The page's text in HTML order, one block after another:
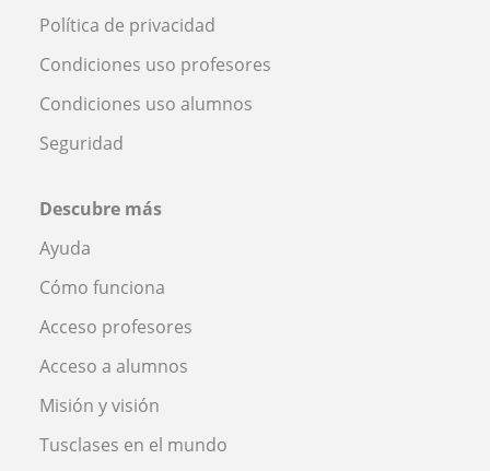
Política de privacidad
Condiciones uso profesores
Condiciones uso alumnos
Seguridad
Descubre más
Ayuda
Cómo funciona
Acceso profesores
Acceso a alumnos
Misión y visión
Tusclases en el mundo